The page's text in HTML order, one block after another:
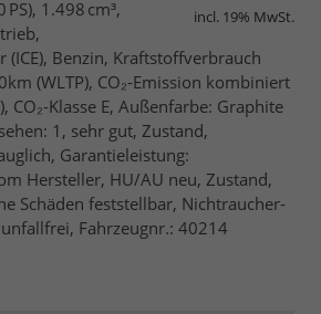
incl. 19% MwSt.
1.498 cm³,
Benzin, Kraftstoffverbrauch
(WLTP), CO₂-Emission kombiniert
CO₂-Klasse E, Außenfarbe: Graphite
1, sehr gut, Zustand,
Garantieleistung:
Hersteller, HU/AU neu, Zustand,
Schäden feststellbar, Nichtraucher-
Fahrzeugnr.: 40214
(PDF)